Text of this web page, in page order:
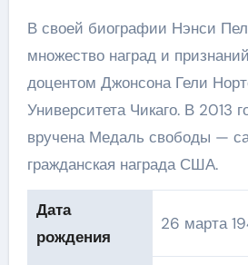
В своей биографии Нэнси
множество наград и
доцентом Джонсона Гели
Университета Чикаго. В 2013
вручена Медаль свободы —
гражданская награда США.
Дата
рождения
26 марта